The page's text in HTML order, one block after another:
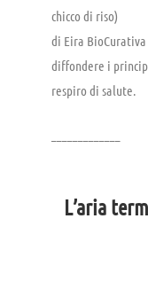
chicco di riso)
di Eira
diffondere i
respiro di salute.
L’aria